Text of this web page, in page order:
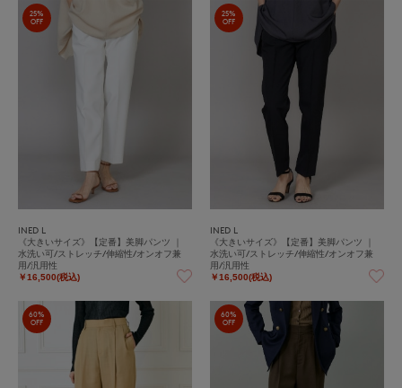
25%
OFF
INED L
《大きいサイズ》【定番】美脚パンツ ｜
水洗い可/ストレッチ/伸縮性/オンオフ兼
用/汎用性
￥16,500(税込)
25%
OFF
INED L
《大きいサイズ》【定番】美脚パンツ ｜
水洗い可/ストレッチ/伸縮性/オンオフ兼
用/汎用性
￥16,500(税込)
60%
OFF
60%
OFF